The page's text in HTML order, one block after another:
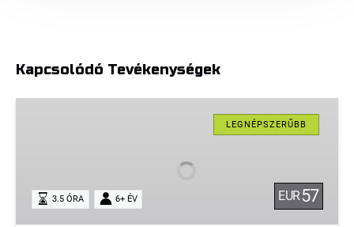
Kapcsolódó Tevékenységek
LEGNÉPSZERŰBB
EUR57
3.5 ÓRA 6+ ÉV